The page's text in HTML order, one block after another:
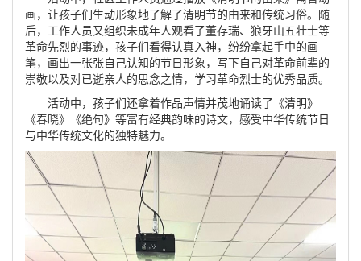
画，让孩子们生动形象地了解了清明节的由来和传统习俗。随
后，工作人员又组织未成年人观看了董存瑞、狼牙山五壮士等
革命先烈的事迹，孩子们看得认真入神，纷纷拿起手中的画
笔，画出一张张自己认知的节日形象，写下自己对革命前辈的
崇敬以及对已逝亲人的思念之情，学习革命烈士的优秀品质。
活动中，孩子们还拿着作品声情并茂地诵读了《清明》
《春晓》《绝句》等富有经典韵味的诗文，感受中华传统节日
与中华传统文化的独特魅力。